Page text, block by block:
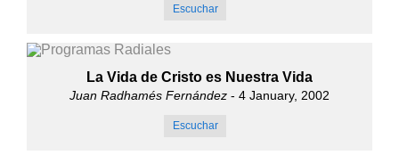
Escuchar
La Vida de Cristo es Nuestra Vida
Juan Radhamés Fernández - 4 January, 2002
Escuchar